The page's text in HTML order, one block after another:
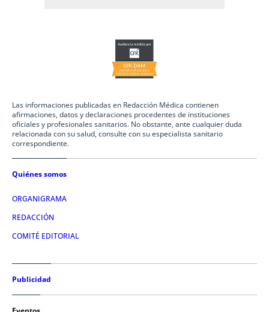
Las informaciones publicadas en Redacción Médica contienen
afirmaciones, datos y declaraciones procedentes de instituciones
oficiales y profesionales sanitarios. No obstante, ante cualquier duda
relacionada con su salud, consulte con su especialista sanitario
correspondiente.
Quiénes somos
ORGANIGRAMA
REDACCIÓN
COMITÉ EDITORIAL
Publicidad